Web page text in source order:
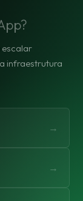
infraestrutura
→
→